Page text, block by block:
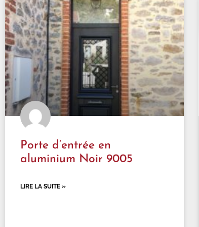
Porte d’entrée en
aluminium Noir 9005
LIRE LA SUITE »